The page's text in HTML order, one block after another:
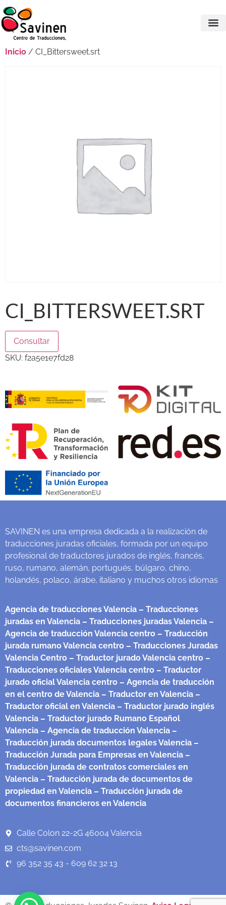
Inicio / CI_Bittersweet.srt
CI_BITTERSWEET.SRT
Consultar
SKU: f2a5e1e7fd28
SAVINEN es una empresa dedicada a la realización de
traducciones juradas oficiales, formada por un equipo
profesional de traductores jurados de inglés, francés,
ruso, rumano, alemán, portugués, búlgaro, chino,
holandés, polaco, árabe, italiano y muchos otros idiomas
Agencia de traducciones Valencia – Traducciones
juradas en Valencia – Traducciones juradas Valencia –
Agencia de traducción Valencia centro – Traducción
jurada rumano Valencia centro – Traducciones Juradas
Valencia Centro – Traductor jurado Valencia centro –
Traducciones oficiales Valencia centro – Traductor
jurado oficial Valencia centro – Agencia de traducción
en el centro de Valencia – Traductor en Valencia –
Traductor oficial en Valencia – Traductor jurado inglés
Valencia – Traductor jurado Rumano Español
Valencia – Agencia de traducción Valencia –
Traducción jurada documentos legales Valencia –
Traducción Jurada para Empresas en Valencia –
Traducción jurada de contratos comerciales en
Valencia – Traducción jurada de documentos de
propiedad en Valencia – Traducción jurada de
documentos financieros en Valencia
Calle Colon 22-2G 46004 Valencia
cts@savinen.com
96 352 35 43 - 609 62 32 13